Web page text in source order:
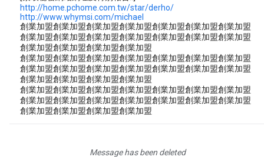
http://home.pchome.com.tw/star/derho/
http://www.whymsi.com/michael
創業加盟創業加盟創業加盟創業加盟創業加盟創業加盟創業加盟
創業加盟創業加盟創業加盟創業加盟創業加盟創業加盟創業加盟
創業加盟創業加盟創業加盟創業加盟
創業加盟創業加盟創業加盟創業加盟創業加盟創業加盟創業加盟
創業加盟創業加盟創業加盟創業加盟創業加盟創業加盟創業加盟
創業加盟創業加盟創業加盟創業加盟
創業加盟創業加盟創業加盟創業加盟創業加盟創業加盟創業加盟
創業加盟創業加盟創業加盟創業加盟創業加盟創業加盟創業加盟
創業加盟創業加盟創業加盟創業加盟
Message has been deleted